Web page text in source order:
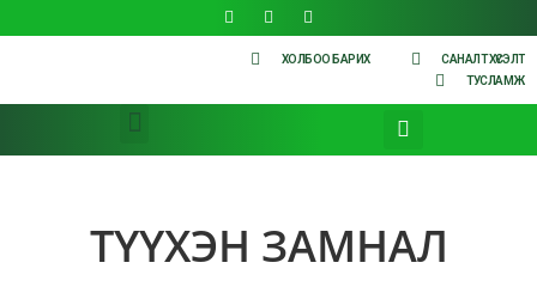
ХОЛБОО БАРИХ
САНАЛТ ХҮСЭЛТ
ТУСЛАМЖ
ТҮҮХЭН ЗАМНАЛ